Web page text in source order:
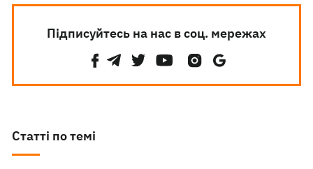
Підписуйтесь на нас в соц. мережах
Статті по темі